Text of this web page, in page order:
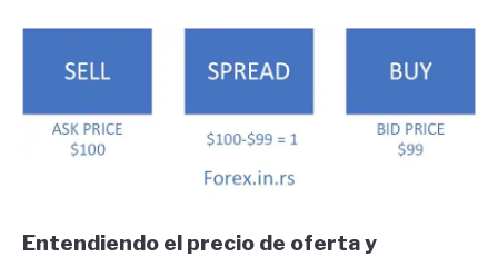
Entendiendo el precio de oferta y